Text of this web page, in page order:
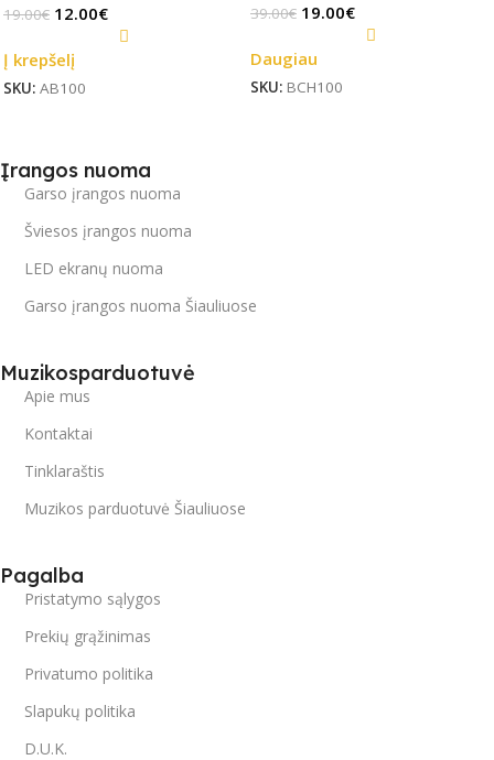
19.00€ 12.00€
Į krepšelį
SKU: AB100
39.00€ 19.00€
Daugiau
SKU: BCH100
Įrangos nuoma
Garso įrangos nuoma
Šviesos įrangos nuoma
LED ekranų nuoma
Garso įrangos nuoma Šiauliuose
Muzikosparduotuvė
Apie mus
Kontaktai
Tinklaraštis
Muzikos parduotuvė Šiauliuose
Pagalba
Pristatymo sąlygos
Prekių grąžinimas
Privatumo politika
Slapukų politika
D.U.K.